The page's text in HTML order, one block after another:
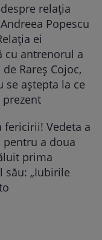
relația
Popescu
ei
cu antrenorul a
Rareș Cojoc,
se aștepta la ce
fericirii! Vedeta a
a doua
prima
său: „Iubirile